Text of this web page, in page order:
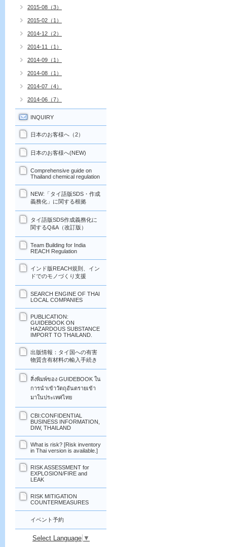
2015-08（3）
2015-02（1）
2014-12（2）
2014-11（1）
2014-09（1）
2014-08（1）
2014-07（4）
2014-06（7）
INQUIRY
日本のお客様へ（2）
日本のお客様へ(NEW)
Comprehensive guide on
Thailand chemical regulation
NEW:「タイ語版SDS・作成
義務化」に関する根拠
タイ語版SDS作成義務化に
関するQ&A（改訂版）
Team Building for India
REACH Regulation
インド版REACH規則、イン
ドでのモノづくり支援
SEARCH ENGINE OF THAI
LOCAL COMPANIES
PUBLICATION:
GUIDEBOOK ON
HAZARDOUS SUBSTANCE
IMPORT TO THAILAND.
出版情報：タイ国への有害
物質含有材料の輸入手続き
สิ่งพิมพ์ของ GUIDEBOOK ใน
การนำเข้าวัตถุอันตรายเข้า
มาในประเทศไทย
CBI:CONFIDENTIAL
BUSINESS INFORMATION,
DIW, THAILAND
What is risk? [Risk inventory
in Thai version is available.]
RISK ASSESSMENT for
EXPLOSION/FIRE and
LEAK
RISK MITIGATION
COUNTERMEASURES
イベント予約
Select Language ▼